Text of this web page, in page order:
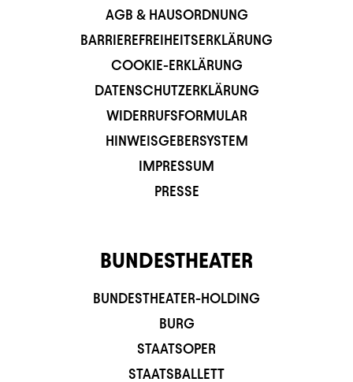
AGB & HAUSORDNUNG
BARRIEREFREIHEITSERKLÄRUNG
COOKIE-ERKLÄRUNG
DATENSCHUTZERKLÄRUNG
WIDERRUFSFORMULAR
HINWEISGEBERSYSTEM
IMPRESSUM
PRESSE
BUNDESTHEATER
BUNDESTHEATER-HOLDING
BURG
STAATSOPER
STAATSBALLETT